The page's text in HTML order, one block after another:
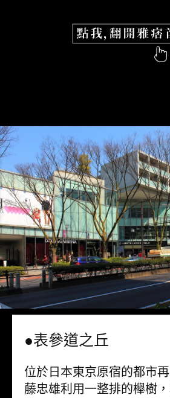
●表參道之丘
位於日本東京原宿的都市
藤忠雄利用一整排的櫸樹